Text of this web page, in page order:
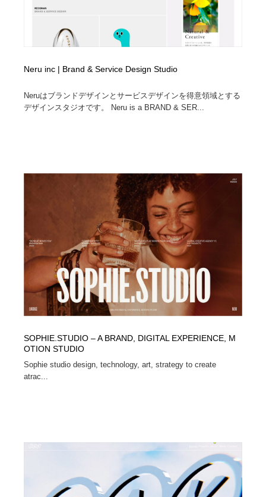
Neru inc | Brand & Service Design Studio
Neruはブランドデザインとサービスデザインを得意領域とする
デザインスタジオです。 Neru is a BRAND & SER...
SOPHIE.STUDIO – A BRAND, DIGITAL EXPERIENCE, M
OTION STUDIO
Sophie studio design, technology, art, strategy to create
atrac...